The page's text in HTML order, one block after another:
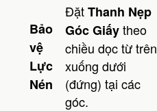
Bảo
vệ
Lực
Nén
ĐặtThanh Nẹp
Góc Giấytheo
chiều dọc từ trên
xuống dưới
(đứng) tại các
góc.